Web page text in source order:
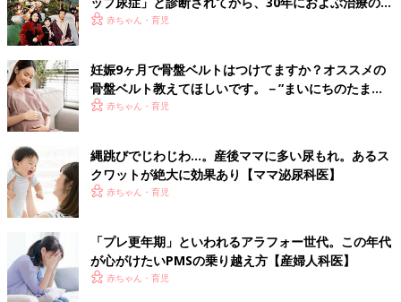
日々を振り返って【体験談】
赤ちゃん・育児
妊娠9ヶ月で骨盤ベルトはつけてますか？オススメの
骨盤ベルト教えてほしいです。－”まいにちのたまひ
よ”の体験談
赤ちゃん・育児
縄跳びでじわじわ…。産後ママに多い尿もれ。あるス
クワットが絶大に効果あり【ママ泌尿科医】
赤ちゃん・育児
「プレ更年期」といわれるアラフォー世代。この年代
が心がけたいPMSの乗り越え方【産婦人科医】
赤ちゃん・育児